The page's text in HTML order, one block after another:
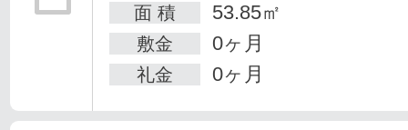
面 積 53.85㎡
敷金 0ヶ月
礼金 0ヶ月